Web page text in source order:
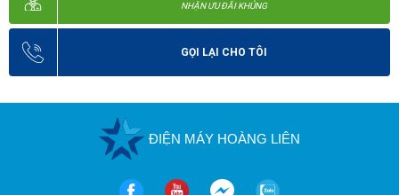
NHẬN ƯU ĐÃI KHỦNG
GỌI LẠI CHO TÔI
ĐIỆN MÁY HOÀNG LIÊN